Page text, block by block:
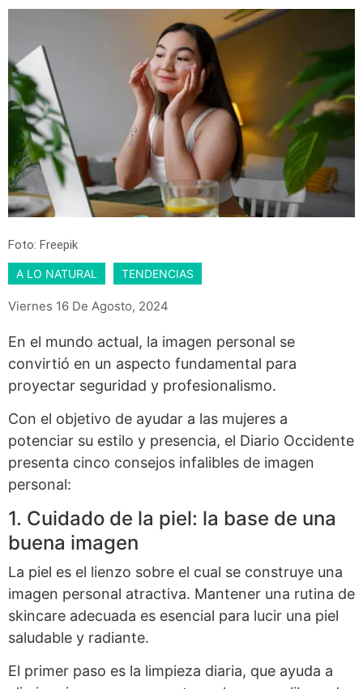
Foto: Freepik
A LO NATURAL TENDENCIAS
Viernes 16 De Agosto, 2024
En el mundo actual, la imagen personal se
convirtió en un aspecto fundamental para
proyectar seguridad y profesionalismo.
Con el objetivo de ayudar a las mujeres a
potenciar su estilo y presencia, el Diario Occidente
presenta cinco consejos infalibles de imagen
personal:
1. Cuidado de la piel: la base de una
buena imagen
La piel es el lienzo sobre el cual se construye una
imagen personal atractiva. Mantener una rutina de
skincare adecuada es esencial para lucir una piel
saludable y radiante.
El primer paso es la limpieza diaria, que ayuda a